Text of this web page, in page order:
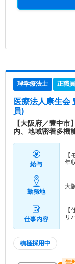
理学療法士 正職員
医療法人康生会
員)
【大阪府／豊中
内、地域密着多機
給与
【
年
勤務地
大
仕事内容
積極採用中